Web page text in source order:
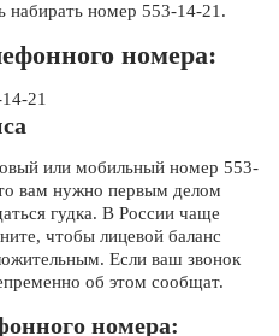
набирать номер 553-14-21.
номера:
21
или мобильный номер 553-
вам нужно первым делом
гудка. В России чаще
чтобы лицевой баланс
Если ваш звонок
об этом сообщат.
номера: